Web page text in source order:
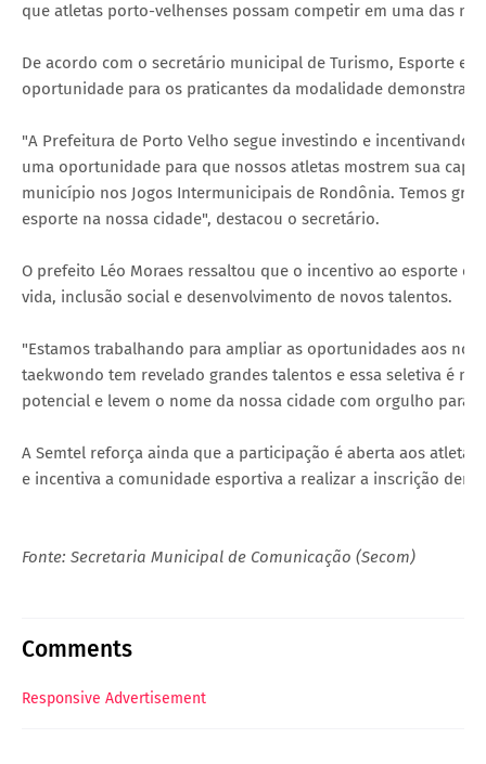
que atletas porto-velhenses possam competir em uma das
De acordo com o secretário municipal de Turismo, Esporte e
oportunidade para os praticantes da modalidade
"A Prefeitura de Porto Velho segue investindo e incentivando
uma oportunidade para que nossos atletas mostrem sua
município nos Jogos Intermunicipais de Rondônia. Temos
esporte na nossa cidade", destacou o secretário.
O prefeito Léo Moraes ressaltou que o incentivo ao esporte
vida, inclusão social e desenvolvimento de novos talentos.
"Estamos trabalhando para ampliar as oportunidades aos
taekwondo tem revelado grandes talentos e essa seletiva é
potencial e levem o nome da nossa cidade com orgulho
A Semtel reforça ainda que a participação é aberta aos
e incentiva a comunidade esportiva a realizar a inscrição
Fonte: Secretaria Municipal de Comunicação (Secom)
Comments
Responsive Advertisement